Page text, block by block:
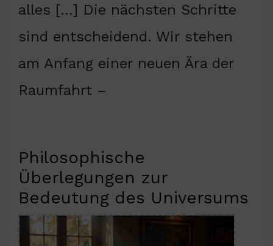
alles […] Die nächsten Schritte
sind entscheidend. Wir stehen
am Anfang einer neuen Ära der
Raumfahrt –
Philosophische
Überlegungen zur
Bedeutung des Universums